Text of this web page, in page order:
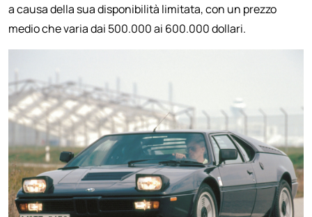
a causa della sua disponibilità limitata, con un prezzo
medio che varia dai 500.000 ai 600.000 dollari.